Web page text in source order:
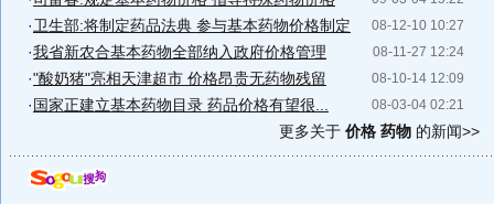
08-12-10 10:27
·卫生部:将制定药品法典 参与基本药物价格制定
08-11-27 12:24
·我省新农合基本药物全部纳入政府价格管理
08-10-14 12:09
·"酸奶猪"亮相天津超市 价格昂贵无药物残留
08-03-04 02:21
· 国家正建立基本药物目录 药品价格有望很...
更多关于 价格 药物 的新闻>>